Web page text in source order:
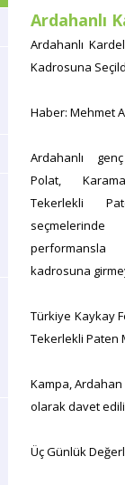
Ardahanlı
Ardahanlı
Kadrosuna
Haber: Mehmet
Ardahanlı
Polat,
Tekerlekli
kadrosuna
Türkiye Kaykay
Tekerlekli Paten
Kampa,
olarak davet
Üç Günlük